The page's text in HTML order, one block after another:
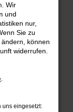
können:
deine
Wir
und
nur,
Sie zu
können
widerrufen.
uns eingesetzt: